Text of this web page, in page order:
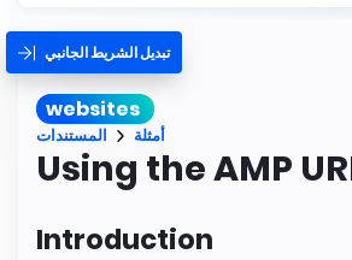
تبديل الشريط الجانبي
websites
المستندات أمثلة
Using the AMP
Introduction